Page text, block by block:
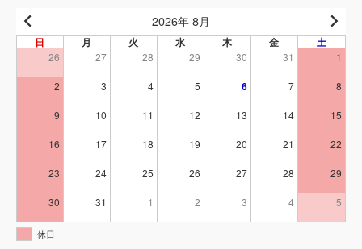
2026年 8月
日 月 火 水 木 金 土
26 27 28 29 30 31 1
2 3 4 5 6 7 8
9 10 11 12 13 14 15
16 17 18 19 20 21 22
23 24 25 26 27 28 29
30 31 1 2 3 4 5
休日